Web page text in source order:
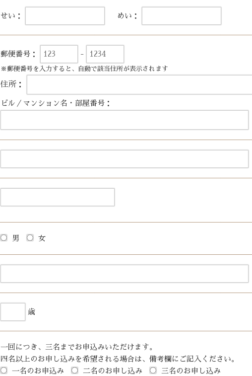
せい： めい：
郵便番号： -
※郵便番号を入力すると、自動で該当住所が表示されます
住所：
ビル／マンション名・部屋番号：
男 女
歳
一回につき、三名までお申込みいただけます。
四名以上のお申し込みを希望される場合は、備考欄にご記入ください。
一名のお申込み
二名のお申し込み 三名のお申し込み